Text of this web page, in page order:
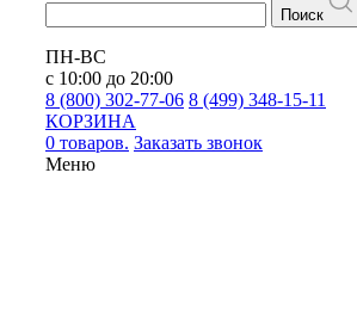
Поиск
ПН-ВС
с 10:00 до 20:00
8 (800) 302-77-06 8 (499) 348-15-11
КОРЗИНА
0 товаров. Заказать звонок
Меню